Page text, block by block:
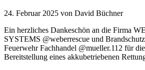
24. Februar 2025 von David Büchner
Ein herzliches Dankeschön an die Firma
SYSTEMS @weberrescue und
Feuerwehr Fachhandel @mueller.112 für
Bereitstellung eines akkubetriebenen